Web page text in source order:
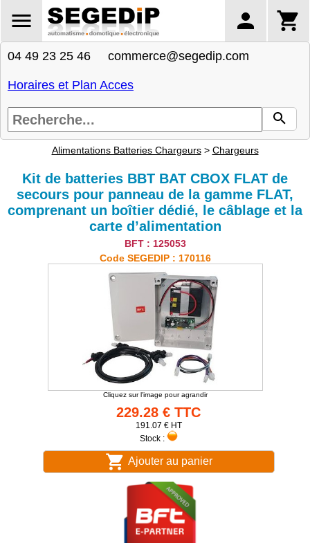
04 49 23 25 46 commerce@segedip.com
Horaires et Plan Acces
Alimentations Batteries Chargeurs> Chargeurs
Kit de batteries BBT BAT CBOX FLAT de
secours pour panneau de la gamme FLAT,
comprenant un boîtier dédié, le câblage et la
carte d’alimentation
BFT : 125053
Code SEGEDIP : 170116
Cliquez sur l'image pour agrandir
229.28 € TTC
191.07 € HT
Stock :
Ajouter au panier